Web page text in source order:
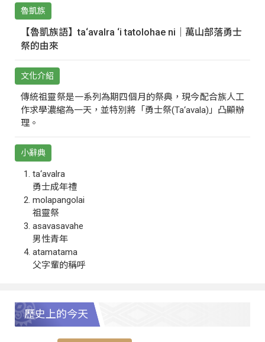
魯凱族
【魯凱族語】ta‘avalra ‘i tatolohae ni｜萬山部落勇士
祭的由來
文化介紹
傳統祖靈祭是一系列為期四個月的祭典，現今配合族人工
作求學濃縮為一天，並特別將「勇士祭(Ta‘avala)」凸顯辦
理。
小辭典
ta‘avalra
勇士成年禮
molapangolai
祖靈祭
asavasavahe
男性青年
atamatama
父字輩的稱呼
歷史上的今天